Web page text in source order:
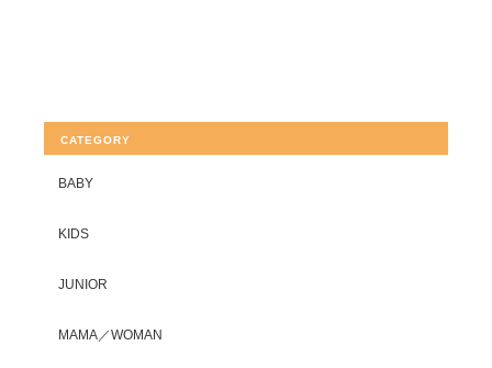
CATEGORY
BABY
KIDS
JUNIOR
MAMA／WOMAN